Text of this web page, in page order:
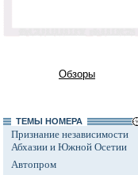
Обзоры
ТЕМЫ НОМЕРА
Признание независимости
Абхазии и Южной Осетии
Автопром